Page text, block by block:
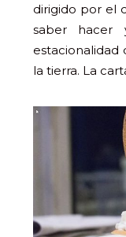
dirigido por el
saber hacer
estacionalidad
la tierra. La